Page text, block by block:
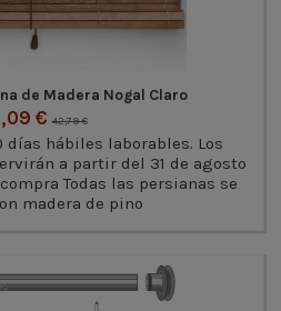
de Madera Nogal Claro
€42,79 €
días hábiles laborables. Los
a partir del 31 de agosto
Todas las persianas se
madera de pino